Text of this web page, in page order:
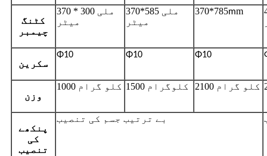
کٹنگ
چیمبر
370 * 300 ملی
میٹر
370*585 ملی
میٹر
370*785mm
سکرین
Φ10 Φ10 Φ10
وزن
1000 کلو گرام 1500 کلوگرام 2100 کلو گرام
پنکھے
کی
تنصیب
بے ترتیب جسم کی تنصیب